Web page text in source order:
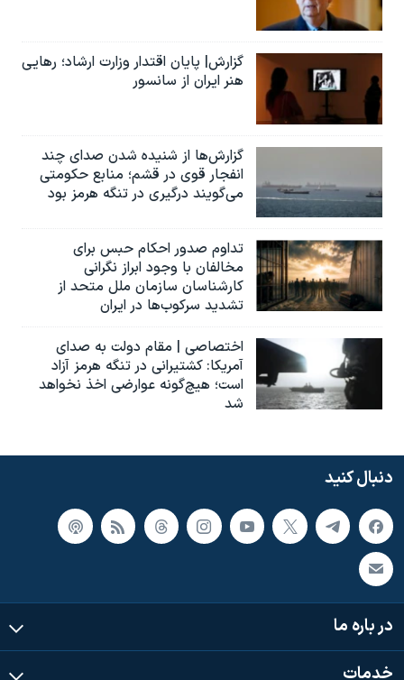
گزارش| پایان اقتدار وزارت ارشاد؛ رهایی
هنر ایران از سانسور
گزارش‌ها از شنیده شدن صدای چند
انفجار قوی در قشم؛ منابع حکومتی
می‌گویند درگیری در تنگه هرمز بود
تداوم صدور احکام حبس برای
مخالفان با وجود ابراز نگرانی
کارشناسان سازمان ملل متحد از
تشدید سرکوب‌ها در ایران
اختصاصی | مقام دولت به صدای
آمریکا: کشتیرانی در تنگه هرمز آزاد
است؛ هیچ‌گونه عوارضی اخذ نخواهد
شد
دنبال کنید
در باره ما
خدمات